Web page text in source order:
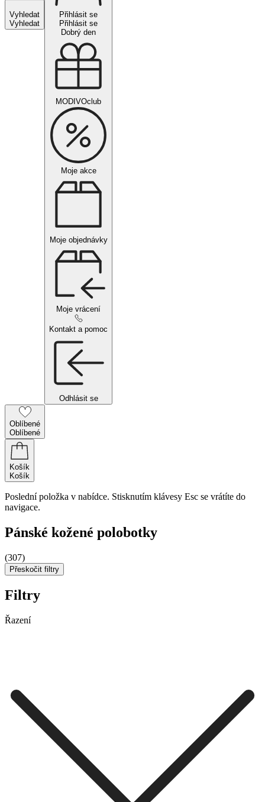
Vyhledat
Vyhledat
Přihlásit se
Přihlásit se
Dobrý den
MODIVOclub
Moje akce
Moje objednávky
Moje vrácení
Kontakt a pomoc
Odhlásit se
Oblíbené
Oblíbené
Košík
Košík
Poslední položka v nabídce. Stisknutím klávesy Esc se vrátíte do
navigace.
Pánské kožené polobotky
(307)
Přeskočit filtry
Filtry
Řazení